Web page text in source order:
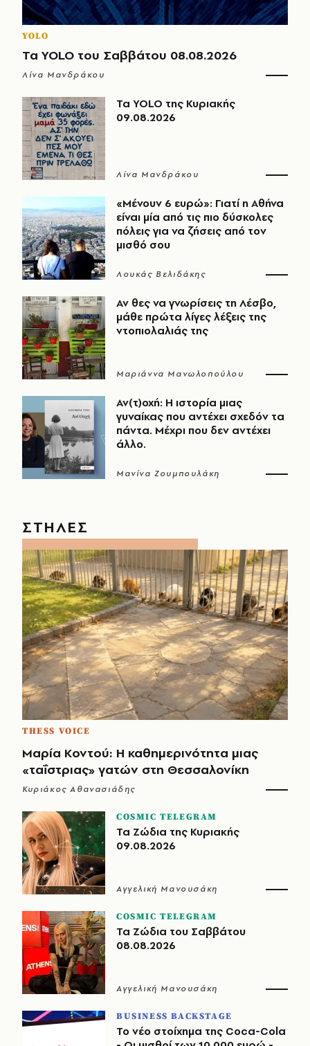
YOLO
Τα YOLO του Σαββάτου 08.08.2026
Λίνα Μανδράκου
Τα YOLO της Κυριακής
09.08.2026
Λίνα Μανδράκου
«Μένουν 6 ευρώ»: Γιατί η Αθήνα
είναι μία από τις πιο δύσκολες
πόλεις για να ζήσεις από τον
μισθό σου
Λουκάς Βελιδάκης
Αν θες να γνωρίσεις τη Λέσβο,
μάθε πρώτα λίγες λέξεις της
ντοπιολαλιάς της
Μαριάννα Μανωλοπούλου
Αν(τ)οχή: Η ιστορία μιας
γυναίκας που αντέχει σχεδόν τα
πάντα. Μέχρι που δεν αντέχει
άλλο.
Μανίνα Ζουμπουλάκη
ΣΤΗΛΕΣ
THESS VOICE
Μαρία Κοντού: Η καθημερινότητα μιας
«ταΐστριας» γατών στη Θεσσαλονίκη
Κυριάκος Αθανασιάδης
COSMIC TELEGRAM
Τα Ζώδια της Κυριακής
09.08.2026
Αγγελική Μανουσάκη
COSMIC TELEGRAM
Τα Ζώδια του Σαββάτου
08.08.2026
Αγγελική Μανουσάκη
BUSINESS BACKSTAGE
Το νέο στοίχημα της Coca-Cola